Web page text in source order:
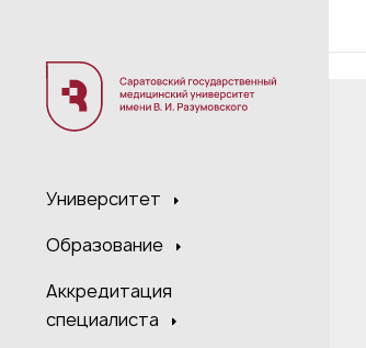
Университет
Образование
Аккредитация
специалиста